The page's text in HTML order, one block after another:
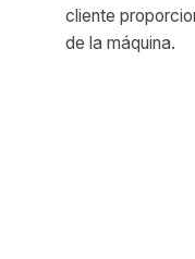
cliente
de la máquina.